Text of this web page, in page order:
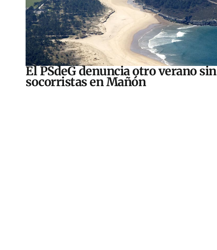
El PSdeG denuncia otro verano sin
socorristas en Mañón